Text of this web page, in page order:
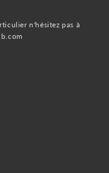
n'hésitez pas à